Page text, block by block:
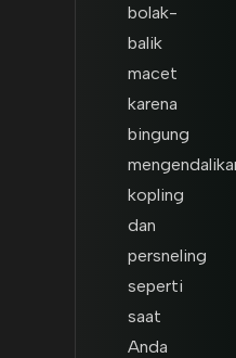
bolak-
balik
macet
karena
bingung
kopling
dan
persneling
seperti
saat
Anda